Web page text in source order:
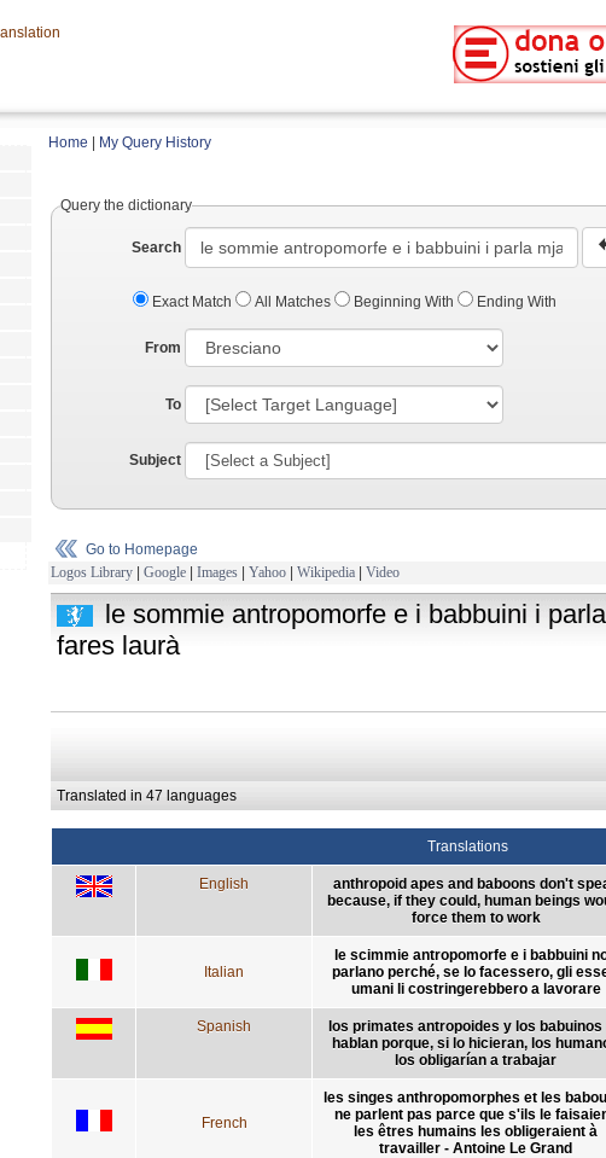
Home My Query History
Query the dictionary
Search
Exact Match All Matches Beginning With Ending With
From
To
Subject
Go to Homepage
Logos Library | Google | Images | Yahoo | Wikipedia | Video
le sommie antropomorfe e i babbuini i
fares laurà
Translated in 47 languages
Translations
English
anthropoid apes and baboons don't
because, if they could, human beings
force them to work
Italian
le scimmie antropomorfe e i babbuini
parlano perché, se lo facessero, gli
umani li costringerebbero a lavorare
Spanish
los primates antropoides y los babuinos
hablan porque, si lo hicieran, los
los obligarían a trabajar
French
les singes anthropomorphes et les
ne parlent pas parce que s'ils le
les êtres humains les obligeraient à
travailler - Antoine Le Grand